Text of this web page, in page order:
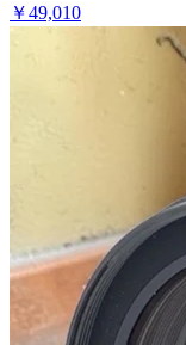
￥49,010